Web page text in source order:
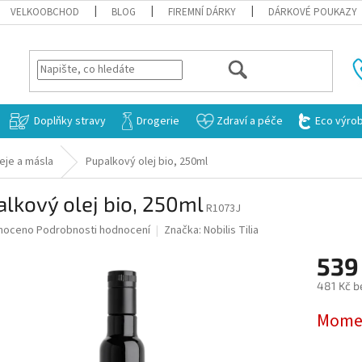
VELKOOBCHOD BLOG FIREMNÍ DÁRKY DÁRKOVÉ POUKAZY
HLEDAT
Doplňky stravy Drogerie Zdraví a péče Eco
a másla Pupalkový olej bio, 250ml
olej bio, 250mlR1073J
Podrobnosti hodnocení Značka: Nobilis Tilia
481 Kč
cena: